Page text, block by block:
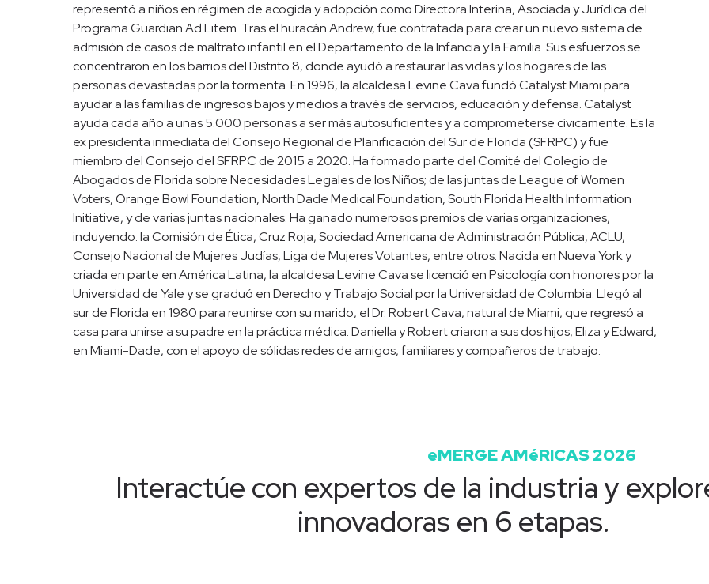
representó a niños en régimen de acogida y adopción como Directora Interina, Asociada y Jurídica del
Programa Guardian Ad Litem. Tras el huracán Andrew, fue contratada para crear un nuevo sistema de
admisión de casos de maltrato infantil en el Departamento de la Infancia y la Familia. Sus esfuerzos se
concentraron en los barrios del Distrito 8, donde ayudó a restaurar las vidas y los hogares de las
personas devastadas por la tormenta. En 1996, la alcaldesa Levine Cava fundó Catalyst Miami para
ayudar a las familias de ingresos bajos y medios a través de servicios, educación y defensa. Catalyst
ayuda cada año a unas 5.000 personas a ser más autosuficientes y a comprometerse cívicamente. Es la
ex presidenta inmediata del Consejo Regional de Planificación del Sur de Florida (SFRPC) y fue
miembro del Consejo del SFRPC de 2015 a 2020. Ha formado parte del Comité del Colegio de
Abogados de Florida sobre Necesidades Legales de los Niños; de las juntas de League of Women
Voters, Orange Bowl Foundation, North Dade Medical Foundation, South Florida Health Information
Initiative, y de varias juntas nacionales. Ha ganado numerosos premios de varias organizaciones,
incluyendo: la Comisión de Ética, Cruz Roja, Sociedad Americana de Administración Pública, ACLU,
Consejo Nacional de Mujeres Judías, Liga de Mujeres Votantes, entre otros. Nacida en Nueva York y
criada en parte en América Latina, la alcaldesa Levine Cava se licenció en Psicología con honores por la
Universidad de Yale y se graduó en Derecho y Trabajo Social por la Universidad de Columbia. Llegó al
sur de Florida en 1980 para reunirse con su marido, el Dr. Robert Cava, natural de Miami, que regresó a
casa para unirse a su padre en la práctica médica. Daniella y Robert criaron a sus dos hijos, Eliza y Edward,
en Miami-Dade, con el apoyo de sólidas redes de amigos, familiares y compañeros de trabajo.
eMERGE AMéRICAS 2026
Interactúe con expertos de la industria y
innovadoras en 6 etapas.